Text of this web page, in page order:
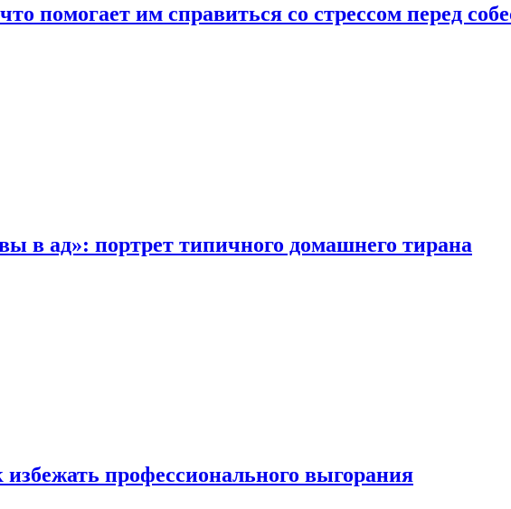
помогает им справиться со стрессом перед
в ад»: портрет типичного домашнего тирана
профессионального выгорания